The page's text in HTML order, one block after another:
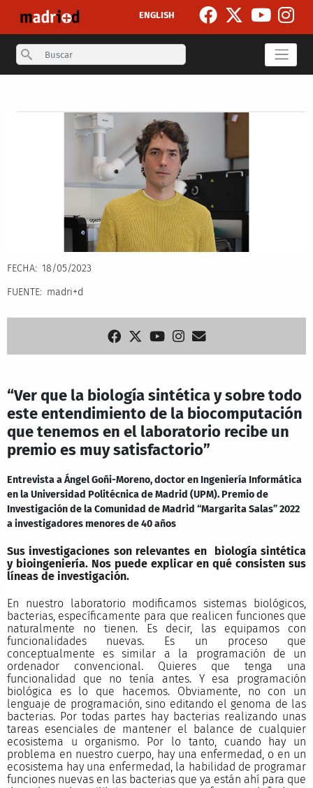
ENGLISH
Search
FECHA
18/05/2023
FUENTE
madri+d
“Ver que la biología sintética y sobre todo
este entendimiento de la biocomputación
que tenemos en el laboratorio recibe un
premio es muy satisfactorio”
Entrevista a Ángel Goñi-Moreno, doctor en Ingeniería Informática
en la Universidad Politécnica de Madrid (UPM). Premio de
Investigación de la Comunidad de Madrid “Margarita Salas” 2022
a investigadores menores de 40 años
Sus investigaciones son relevantes en biología sintética
y bioingeniería. Nos puede explicar en qué consisten sus
líneas de investigación.
En nuestro laboratorio modificamos sistemas biológicos,
bacterias, específicamente para que realicen funciones que
naturalmente no tienen. Es decir, las equipamos con
funcionalidades nuevas. Es un proceso que
conceptualmente es similar a la programación de un
ordenador convencional. Quieres que tenga una
funcionalidad que no tenía antes. Y esa programación
biológica es lo que hacemos. Obviamente, no con un
lenguaje de programación, sino editando el genoma de las
bacterias. Por todas partes hay bacterias realizando unas
tareas esenciales de mantener el balance de cualquier
ecosistema u organismo. Por lo tanto, cuando hay un
problema en nuestro cuerpo, hay una enfermedad, o en un
ecosistema hay una enfermedad, la habilidad de programar
funciones nuevas en las bacterias que ya están ahí para que